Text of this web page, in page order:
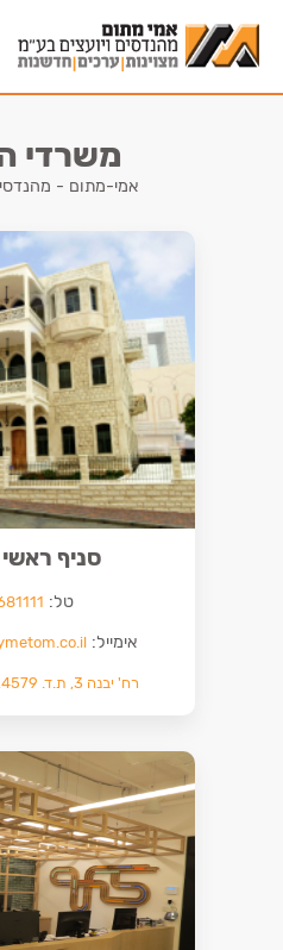
משרדי
אמי-מתום -
סניף
טל:
אימייל:
רח' יבנה 3, ת.ד. 4579, חיפה 3104402